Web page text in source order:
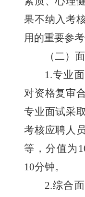
果不纳入考
用的重要参考
（二）
1.专业
对资格复审
专业面试采
考核应聘人
等 ， 分值为
10分钟。
2.综合